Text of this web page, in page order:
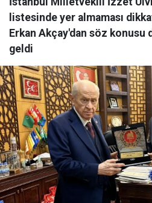
listesinde yer almaması
Erkan Akçay'dan söz konusu
geldi